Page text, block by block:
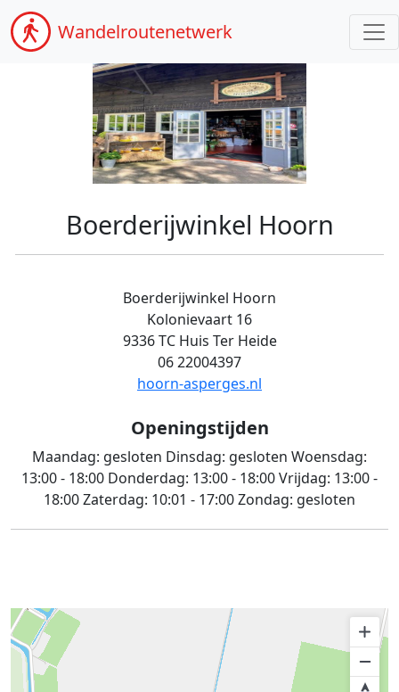
Wandelroutenetwerk
Boerderijwinkel Hoorn
Boerderijwinkel Hoorn
Kolonievaart 16
9336 TC Huis Ter Heide
06 22004397
hoorn-asperges.nl
Openingstijden
Maandag: gesloten Dinsdag: gesloten Woensdag:
13:00 - 18:00 Donderdag: 13:00 - 18:00Vrijdag: 13:00 -
18:00Zaterdag: 10:01 - 17:00Zondag: gesloten